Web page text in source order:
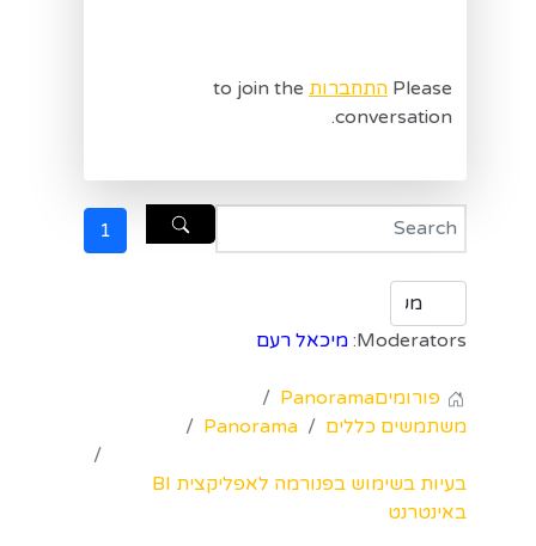
Please התחברות to join the
conversation.
1
Moderators: מיכאל רעם
פורומיםPanorama
משתמשים כללים
Panorama
בעיות בשימוש בפנורמה לאפליקצית BI
באינטרנט